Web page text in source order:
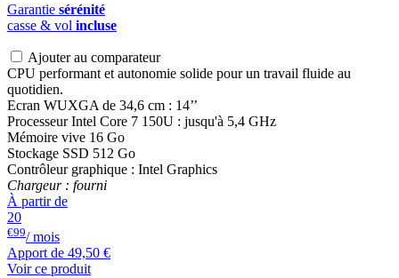
Garantie sérénité
casse & vol incluse
Ajouter au comparateur
CPU performant et autonomie solide pour un travail fluide au
quotidien.
Ecran WUXGA de 34,6 cm : 14’’
Processeur Intel Core 7 150U : jusqu'à 5,4 GHz
Mémoire vive 16 Go
Stockage SSD 512 Go
Contrôleur graphique : Intel Graphics
Chargeur : fourni
À partir de
20
€99/ mois
Apport de 49,50 €
Voir ce produit